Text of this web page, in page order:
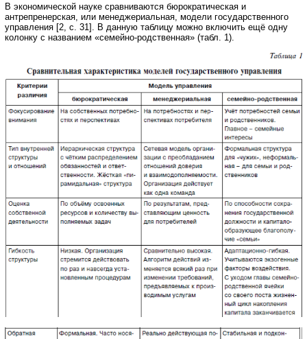
В экономической науке сравниваются бюрократическая и
антрепренерская, или менеджериальная, модели государственного
управления [2, c. 31]. В данную таблицу можно включить ещё одну
колонку с названием «семейно-родственная» (табл. 1).